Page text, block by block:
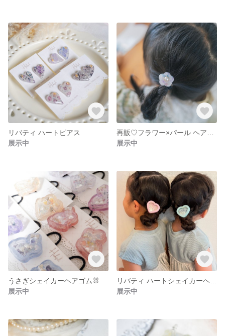
リバティ ハートピアス
展示中
展示中
うさぎシェイカーヘアゴム🐰
展示中
展示中